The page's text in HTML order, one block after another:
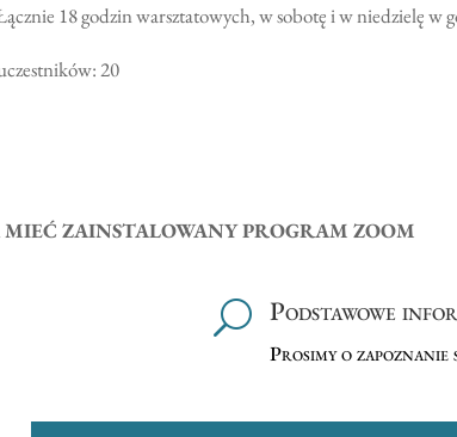
18 godzin warsztatowych, w sobotę i w niedzielę
20
ZAINSTALOWANY PROGRAM ZOOM
U Podstawowe
Prosimy o zapoznanie